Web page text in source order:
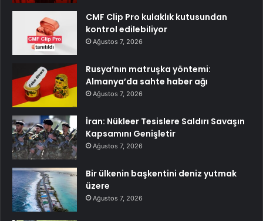
CMF Clip Pro kulaklık kutusundan
kontrol edilebiliyor
Ağustos 7, 2026
Rusya’nın matruşka yöntemi:
Almanya’da sahte haber ağı
Ağustos 7, 2026
İran: Nükleer Tesislere Saldırı Savaşın
Kapsamını Genişletir
Ağustos 7, 2026
Bir ülkenin başkentini deniz yutmak
üzere
Ağustos 7, 2026